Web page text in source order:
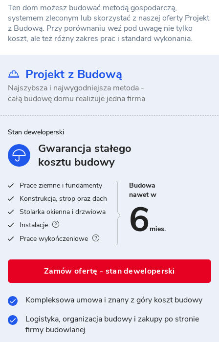
Ten dom możesz budować metodą gospodarczą,
systemem zleconym lub skorzystać z naszej oferty Projekt
z Budową. Przy porównaniu weź pod uwagę nie tylko
koszt, ale też różny zakres prac i standard wykonania.
Projekt z Budową
Najszybsza i najwygodniejsza metoda -
całą budowę domu realizuje jedna firma
Stan deweloperski
Gwarancja stałego
kosztu budowy
Prace ziemne i fundamenty
Konstrukcja, strop oraz dach
Stolarka okienna i drzwiowa
Instalacje
Prace wykończeniowe
Budowa
nawet w
6 mies.
Zamów ofertę - stan deweloperski
Kompleksowa umowa i znany z góry koszt budowy
Logistyka, organizacja budowy i zakupy po stronie
firmy budowlanej